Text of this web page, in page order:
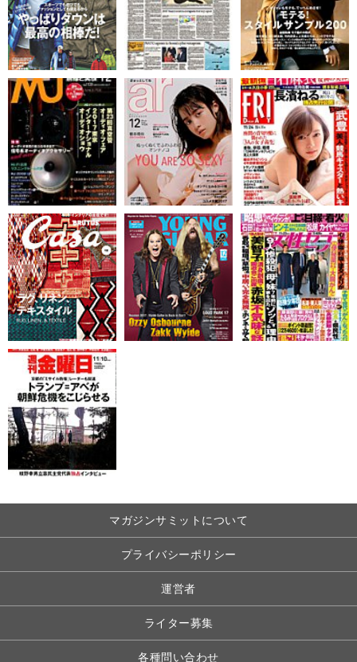
マガジンサミットについて
プライバシーポリシー
運営者
ライター募集
各種問い合わせ